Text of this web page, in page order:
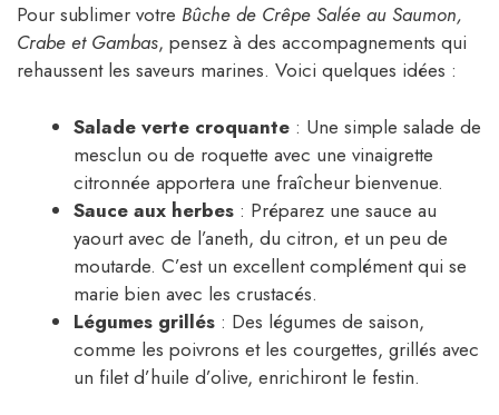
Pour sublimer votre Bûche de Crêpe Salée au Saumon,
Crabe et Gambas, pensez à des accompagnements qui
rehaussent les saveurs marines. Voici quelques idées :
Salade verte croquante : Une simple salade de
mesclun ou de roquette avec une vinaigrette
citronnée apportera une fraîcheur bienvenue.
Sauce aux herbes : Préparez une sauce au
yaourt avec de l’aneth, du citron, et un peu de
moutarde. C’est un excellent complément qui se
marie bien avec les crustacés.
Légumes grillés : Des légumes de saison,
comme les poivrons et les courgettes, grillés avec
un filet d’huile d’olive, enrichiront le festin.